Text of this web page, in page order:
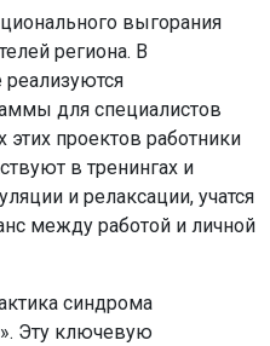
выгорания
региона. В
реализуются
для специалистов
проектов работники
в тренингах и
и релаксации, учатся
между работой и личной
синдрома
Эту ключевую